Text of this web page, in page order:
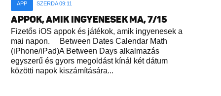
APP SZERDA 09:11
APPOK, AMIK INGYENESEK MA, 7/15
Fizetős iOS appok és játékok, amik ingyenesek a
mai napon. Between Dates Calendar Math
(iPhone/iPad)A Between Days alkalmazás
egyszerű és gyors megoldást kínál két dátum
közötti napok kiszámítására...